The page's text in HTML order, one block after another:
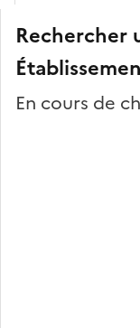
Rechercher
En cours de